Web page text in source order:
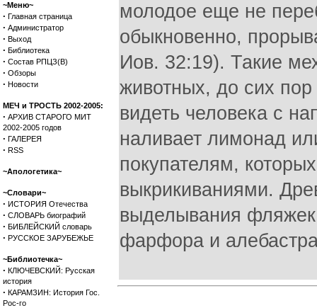
~Меню~
· Главная страница
· Администратор
· Выход
· Библиотека
· Состав РПЦЗ(В)
· Обзоры
· Новости
МЕЧ и ТРОСТЬ 2002-2005:
· АРХИВ СТАРОГО МИТ
2002-2005 годов
· ГАЛЕРЕЯ
· RSS
~Апологетика~
~Словари~
· ИСТОРИЯ Отечества
· СЛОВАРЬ биографий
· БИБЛЕЙСКИЙ словарь
· РУССКОЕ ЗАРУБЕЖЬЕ
~Библиотечка~
· КЛЮЧЕВСКИЙ: Русская
история
· КАРАМЗИН: История Гос.
Рос-го
молодое еще не
обыкновенно,
Иов. 32:19). Такие
животных, до сих
видеть человека с
наливает лимонад
покупателям,
выкрикиваниями.
выделывания
фарфора и